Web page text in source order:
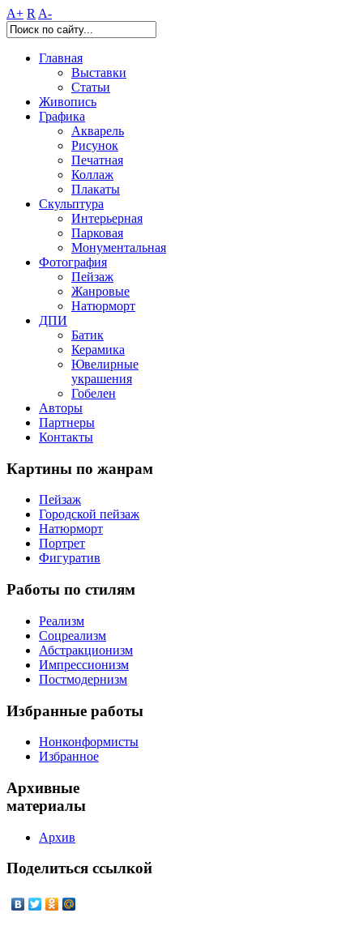
A+ R A-
Главная
Выставки
Статьи
Живопись
Графика
Акварель
Рисунок
Печатная
Коллаж
Плакаты
Скульптура
Интерьерная
Парковая
Монументальная
Фотография
Пейзаж
Жанровые
Натюрморт
ДПИ
Батик
Керамика
Ювелирные
украшения
Гобелен
Авторы
Партнеры
Контакты
Картины по жанрам
Пейзаж
Городской пейзаж
Натюрморт
Портрет
Фигуратив
Работы по стилям
Реализм
Соцреализм
Абстракционизм
Импрессионизм
Постмодернизм
Избранные работы
Нонконформисты
Избранное
Архивные
материалы
Архив
Поделиться ссылкой